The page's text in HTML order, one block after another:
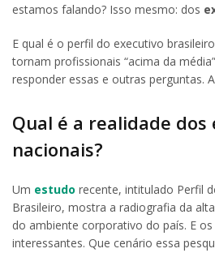
estamos falando? Isso mesmo: dos
E qual é o perfil do executivo
tornam profissionais “acima da
responder essas e outras perguntas.
Qual é a realidade dos
nacionais?
Um estudo recente, intitulado Perfil
Brasileiro, mostra a radiografia da
do ambiente corporativo do país. E
interessantes. Que cenário essa